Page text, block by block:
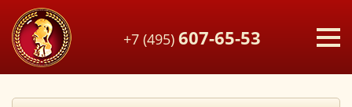
+7 (495) 607-65-53